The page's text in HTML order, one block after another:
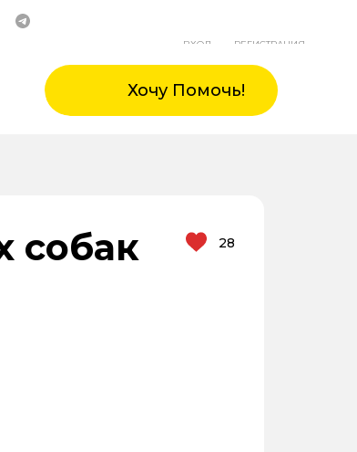
ВХОД РЕГИСТРАЦИЯ
Хочу Помочь!
собак 28